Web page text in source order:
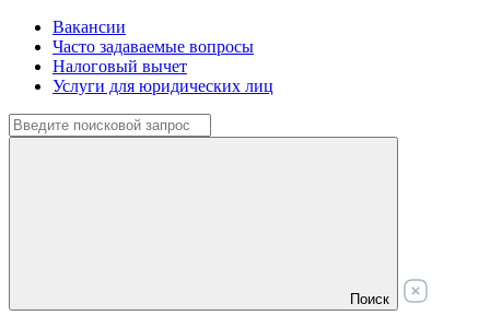
Вакансии
Часто задаваемые вопросы
Налоговый вычет
Услуги для юридических лиц
Поиск